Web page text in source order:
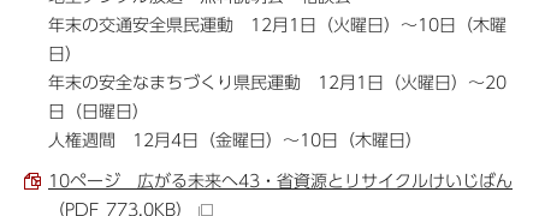
年末の交通安全県民運動 12月1日（火曜日）～10日（木曜
日）
年末の安全なまちづくり県民運動 12月1日（火曜日）～20
日（日曜日）
人権週間 12月4日（金曜日）～10日（木曜日）
10ページ 広がる未来へ43・省資源とリサイクルけいじばん
（PDF 773.0KB）